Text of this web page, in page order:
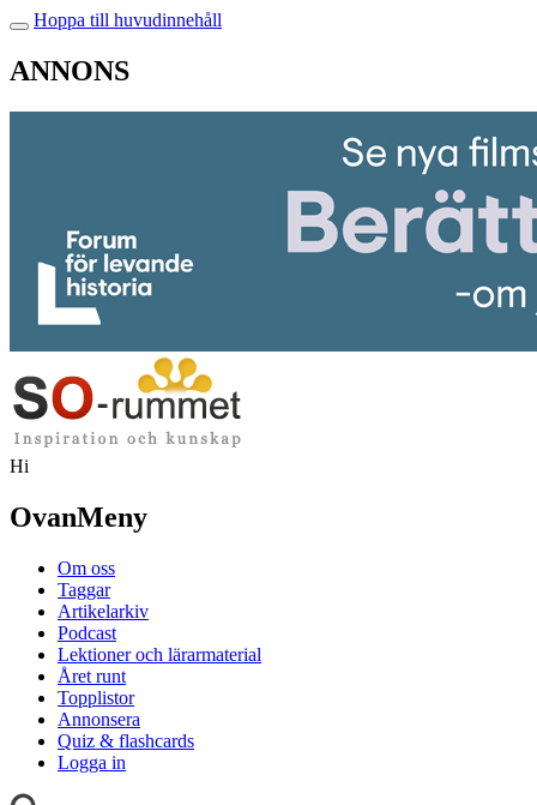
Hoppa till huvudinnehåll
ANNONS
Hi
OvanMeny
Om oss
Taggar
Artikelarkiv
Podcast
Lektioner och lärarmaterial
Året runt
Topplistor
Annonsera
Quiz & flashcards
Logga in